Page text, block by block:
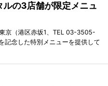
の3店舗が限定メニュ
京（港区赤坂1、TEL 03-3505-
記念した特別メニューを提供して